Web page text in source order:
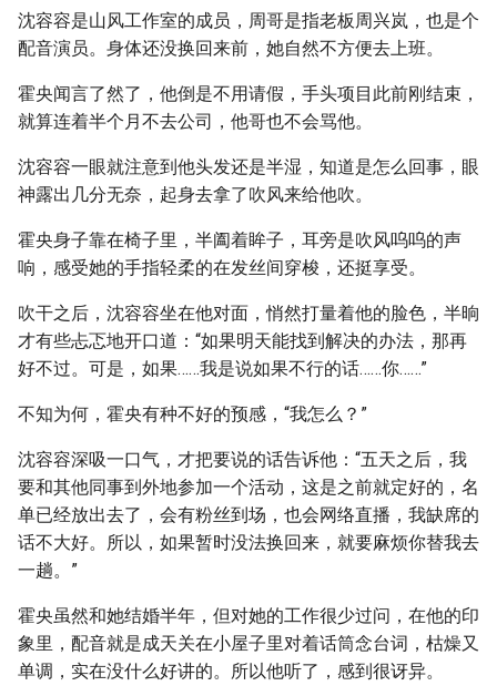
沈容容是山风工作室的成员，周哥是指老板周兴岚，也是个
配音演员。身体还没换回来前，她自然不方便去上班。
霍央闻言了然了，他倒是不用请假，手头项目此前刚结束，
就算连着半个月不去公司，他哥也不会骂他。
沈容容一眼就注意到他头发还是半湿，知道是怎么回事，眼
神露出几分无奈，起身去拿了吹风来给他吹。
霍央身子靠在椅子里，半阖着眸子，耳旁是吹风呜呜的声
响，感受她的手指轻柔的在发丝间穿梭，还挺享受。
吹干之后，沈容容坐在他对面，悄然打量着他的脸色，半晌
才有些忐忑地开口道：“如果明天能找到解决的办法，那再
好不过。可是，如果……我是说如果不行的话……你……”
不知为何，霍央有种不好的预感，“我怎么？”
沈容容深吸一口气，才把要说的话告诉他：“五天之后，我
要和其他同事到外地参加一个活动，这是之前就定好的，名
单已经放出去了，会有粉丝到场，也会网络直播，我缺席的
话不大好。所以，如果暂时没法换回来，就要麻烦你替我去
一趟。”
霍央虽然和她结婚半年，但对她的工作很少过问，在他的印
象里，配音就是成天关在小屋子里对着话筒念台词，枯燥又
单调，实在没什么好讲的。所以他听了，感到很讶异。